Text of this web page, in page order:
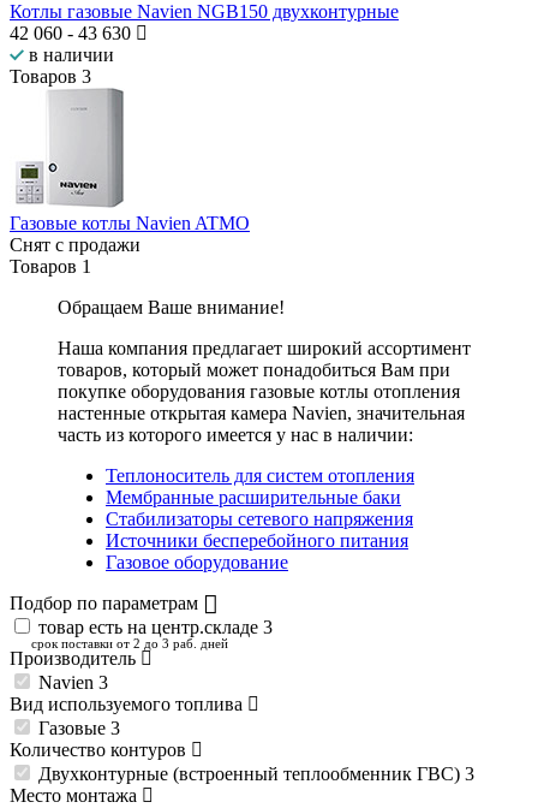
Котлы газовые Navien NGB150 двухконтурные
42 060 - 43 630
в наличии
Товаров 3
Газовые котлы Navien ATMO
Снят с продажи
Товаров 1
Обращаем Ваше внимание!
Наша компания предлагает широкий ассортимент
товаров, который может понадобиться Вам при
покупке оборудования газовые котлы отопления
настенные открытая камера Navien, значительная
часть из которого имеется у нас в наличии:
Теплоноситель для систем отопления
Мембранные расширительные баки
Стабилизаторы сетевого напряжения
Источники бесперебойного питания
Газовое оборудование
Подбор по параметрам
товар есть на центр.складе 3
срок поставки от 2 до 3 раб. дней
Производитель
Navien 3
Вид используемого топлива
Газовые 3
Количество контуров
Двухконтурные (встроенный теплообменник ГВС) 3
Место монтажа